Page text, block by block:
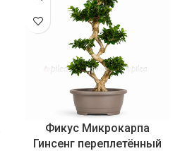
Фикус Микрокарпа
Гинсенг переплетённый